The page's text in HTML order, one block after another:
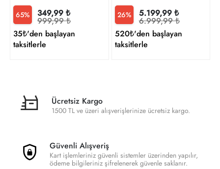
65% 349,99 ₺
999,99 ₺
35₺'den başlayan
taksitlerle
26% 5.199,99 ₺
6.999,99 ₺
520₺'den başlayan
taksitlerle
Ücretsiz Kargo
1500 TL ve üzeri alışverişlerinize ücretsiz kargo.
Güvenli Alışveriş
Kart işlemleriniz güvenli sistemler üzerinden yapılır,
ödeme bilgileriniz şifrelenerek güvenle saklanır.